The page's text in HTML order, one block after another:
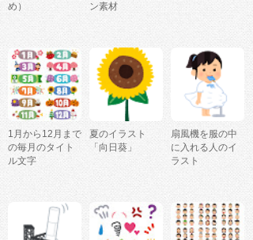
め）
ン素材
1月から12月まで
の毎月のタイト
ル文字
夏のイラスト
「向日葵」
扇風機を服の中
に入れる人のイ
ラスト